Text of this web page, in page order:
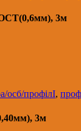
3м
осб/профілІ,
3м